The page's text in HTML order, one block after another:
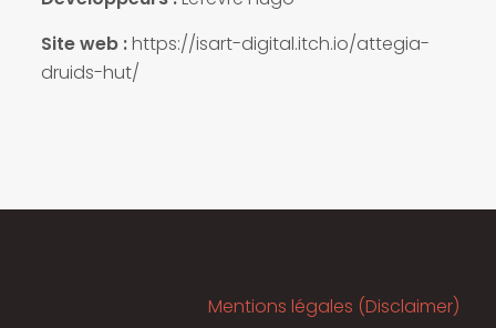
Site web :https://isart-digital.itch.io/attegia-
druids-hut/
Mentions légales (Disclaimer)